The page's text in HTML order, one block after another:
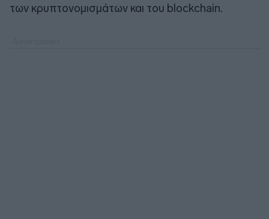
των κρυπτονομισμάτων και του blockchain.